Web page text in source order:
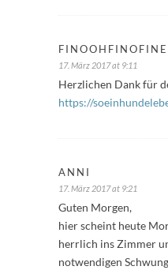
17. März 2017 at 9:11
Herzlichen Dank für
https://
ANNI
17. März 2017 at 9:21
Guten Morgen,
hier scheint heute
herrlich ins Zimmer
notwendigen